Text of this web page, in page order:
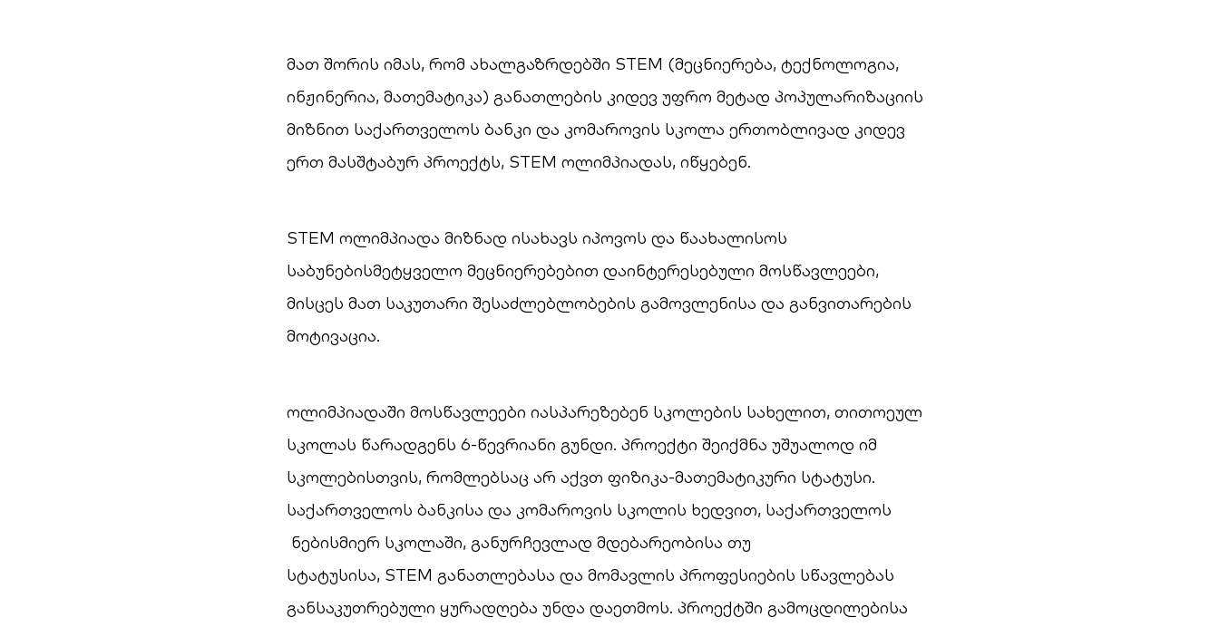
მათ შორის იმას, რომ ახალგაზრდებში STEM (მეცნიერება, ტექნოლოგია,
ინჟინერია, მათემატიკა) განათლების კიდევ უფრო მეტად პოპულარიზაციის
მიზნით საქართველოს ბანკი და კომაროვის სკოლა ერთობლივად კიდევ
ერთ მასშტაბურ პროექტს, STEM ოლიმპიადას, იწყებენ.
STEM ოლიმპიადა მიზნად ისახავს იპოვოს და წაახალისოს
საბუნებისმეტყველო მეცნიერებებით დაინტერესებული მოსწავლეები,
მისცეს მათ საკუთარი შესაძლებლობების გამოვლენისა და განვითარების
მოტივაცია.
ოლიმპიადაში მოსწავლეები იასპარეზებენ სკოლების სახელით, თითოეულ
სკოლას წარადგენს 6-წევრიანი გუნდი. პროექტი შეიქმნა უშუალოდ იმ
სკოლებისთვის, რომლებსაც არ აქვთ ფიზიკა-მათემატიკური სტატუსი.
საქართველოს ბანკისა და კომაროვის სკოლის ხედვით, საქართველოს
ნებისმიერ სკოლაში, განურჩევლად მდებარეობისა თუ
სტატუსისა, STEM განათლებასა და მომავლის პროფესიების სწავლებას
განსაკუთრებული ყურადღება უნდა დაეთმოს. პროექტში გამოცდილებისა